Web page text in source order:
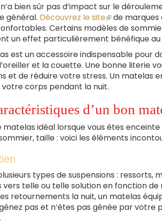
bien sûr pas d’impact sur le
général. Découvrez le site(le
lien
est
externe)
de
Certains modèles de
un effet particulièrement bénéfique au
est un accessoire indispensable
et la couette. Une bonne literie
et de réduire votre stress. Un
votre corps pendant la nuit.
d’un bon
matelas idéal lorsque vous êtes
taille : voici les éléments
types de suspensions : ressorts,
vers telle ou telle solution en fonction
retournements la nuit, un matelas
pas et n’êtes pas gênée par